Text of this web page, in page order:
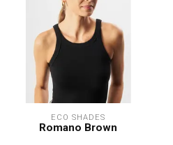
ECO SHADES
Romano Brown